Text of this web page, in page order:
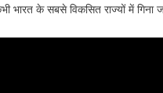
भारत के सबसे विकसित राज्यों में